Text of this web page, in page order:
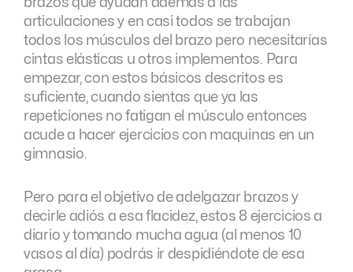
articulaciones y en casi todos se trabajan
todos los músculos del brazo pero necesitarías
cintas elásticas u otros implementos. Para
empezar, con estos básicos descritos es
suficiente, cuando sientas que ya las
repeticiones no fatigan el músculo entonces
acude a hacer ejercicios con maquinas en un
gimnasio.
Pero para el objetivo de adelgazar brazos y
decirle adiós a esa flacidez, estos 8 ejercicios a
diario y tomando mucha agua (al menos 10
vasos al día) podrás ir despidiéndote de esa